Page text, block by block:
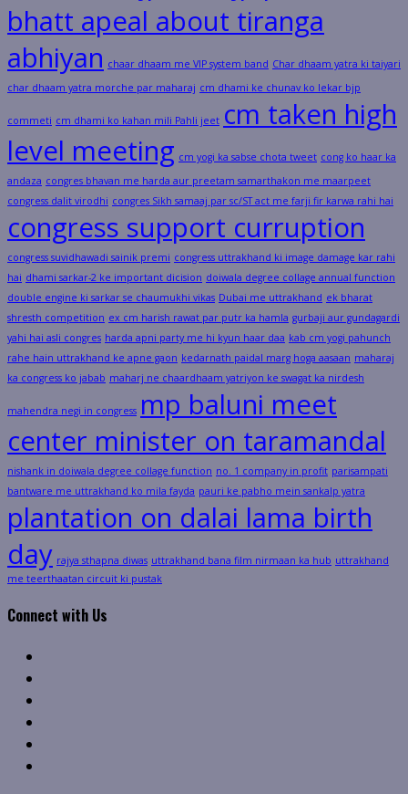
bhatt apeal about tiranga
abhiyan chaar dhaam me VIP system band Char dhaam yatra ki taiyari
char dhaam yatra morche par maharaj cm dhami ke chunav ko lekar bjp
commeti cm dhami ko kahan mili Pahli jeet cm taken high
level meeting cm yogi ka sabse chota tweet cong ko haar ka
andaza congres bhavan me harda aur preetam samarthakon me maarpeet
congress dalit virodhi congres Sikh samaaj par sc/ST act me farji fir karwa rahi hai
congress support curruption
congress suvidhawadi sainik premi congress uttrakhand ki image damage kar rahi
hai dhami sarkar-2 ke important dicision doiwala degree collage annual function
double engine ki sarkar se chaumukhi vikas Dubai me uttrakhand ek bharat
shresth competition ex cm harish rawat par putr ka hamla gurbaji aur gundagardi
yahi hai asli congres harda apni party me hi kyun haar daa kab cm yogi pahunch
rahe hain uttrakhand ke apne gaon kedarnath paidal marg hoga aasaan maharaj
ka congress ko jabab maharj ne chaardhaam yatriyon ke swagat ka nirdesh
mahendra negi in congress mp baluni meet
center minister on taramandal
nishank in doiwala degree collage function no. 1 company in profit parisampati
bantware me uttrakhand ko mila fayda pauri ke pabho mein sankalp yatra
plantation on dalai lama birth
day rajya sthapna diwas uttrakhand bana film nirmaan ka hub uttrakhand
me teerthaatan circuit ki pustak
Connect with Us